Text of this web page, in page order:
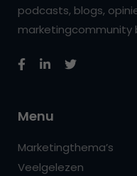
podcasts, blogs,
marketingcommunity
Menu
Marketingthema’s
Veelgelezen